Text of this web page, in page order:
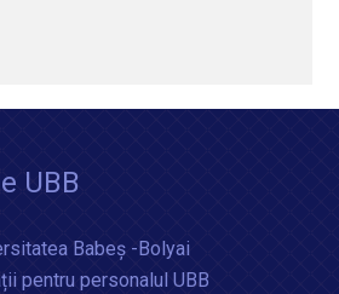
UBB
Babeș -Bolyai
pentru personalul UBB